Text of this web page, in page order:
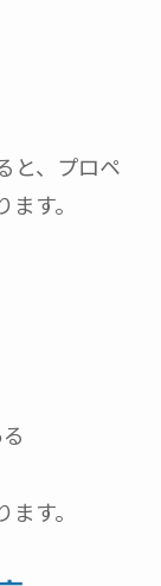
と、プロペ
す。
す。